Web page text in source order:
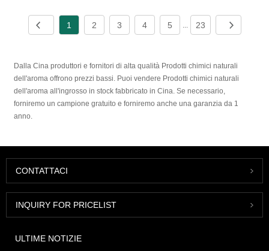
1 2 3 4 5 ... 23
Dalla Cina produttori e fornitori di alta qualità Prodotti chimici naturali
dell'aroma offrono prezzi bassi. Puoi vendere Prodotti chimici naturali
dell'aroma all'ingrosso in stock fabbricato in Cina. Se necessario,
forniremo un campione gratuito e forniremo anche una garanzia da 1
anno.
CONTATTACI
INQUIRY FOR PRICELIST
ULTIME NOTIZIE